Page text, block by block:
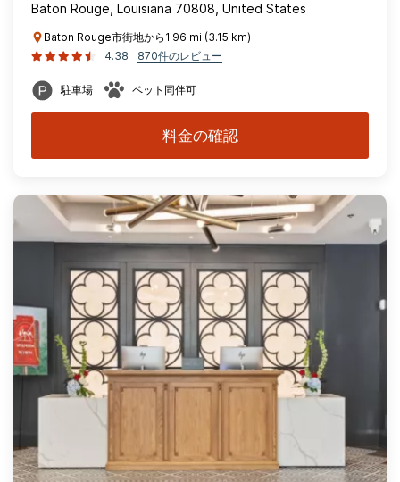
Baton Rouge, Louisiana 70808, United States
Baton Rouge市街地から1.96 mi (3.15 km)
4.38
870件のレビュー
駐車場 ペット同伴可
料金の確認